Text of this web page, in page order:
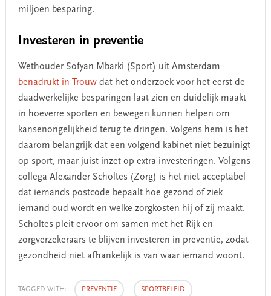
miljoen besparing.
Investeren in preventie
Wethouder Sofyan Mbarki (Sport) uit Amsterdam
benadrukt in Trouwdat het onderzoek voor het eerst de
daadwerkelijke besparingen laat zien en duidelijk maakt
in hoeverre sporten en bewegen kunnen helpen om
kansenongelijkheid terug te dringen. Volgens hem is het
daarom belangrijk dat een volgend kabinet niet bezuinigt
op sport, maar juist inzet op extra investeringen. Volgens
collega Alexander Scholtes (Zorg) is het niet acceptabel
dat iemands postcode bepaalt hoe gezond of ziek
iemand oud wordt en welke zorgkosten hij of zij maakt.
Scholtes pleit ervoor om samen met het Rijk en
zorgverzekeraars te blijven investeren in preventie, zodat
gezondheid niet afhankelijk is van waar iemand woont.
TAGGED WITH: PREVENTIE , SPORTBELEID